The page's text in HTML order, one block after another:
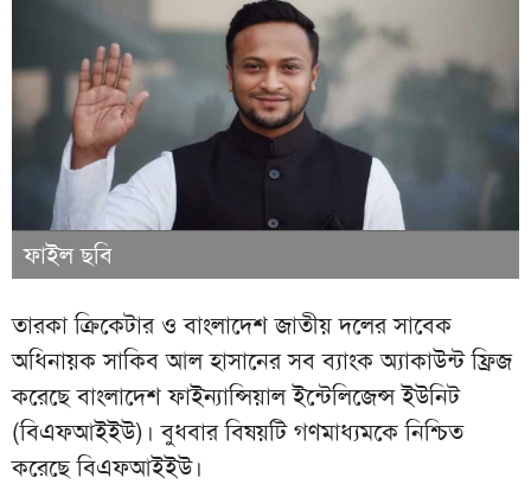
ফাইল ছবি
তারকা ক্রিকেটার ও বাংলাদেশ জাতীয় দলের সাবেক
অধিনায়ক সাকিব আল হাসানের সব ব্যাংক অ্যাকাউন্ট ফ্রিজ
করেছে বাংলাদেশ ফাইন্যান্সিয়াল ইন্টেলিজেন্স ইউনিট
(বিএফআইইউ)। বুধবার বিষয়টি গণমাধ্যমকে নিশ্চিত
করেছে বিএফআইইউ।